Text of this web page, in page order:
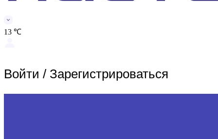
13 ℃
Войти / Зарегистрироваться